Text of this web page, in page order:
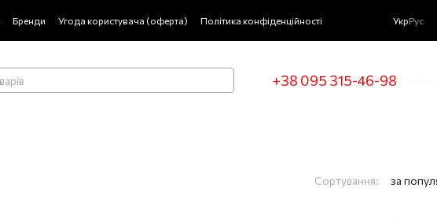
Бренди Угода користувача (оферта)
Політика конфіденційності
УкрРус
+38 095 315-46-98
Сортування: за